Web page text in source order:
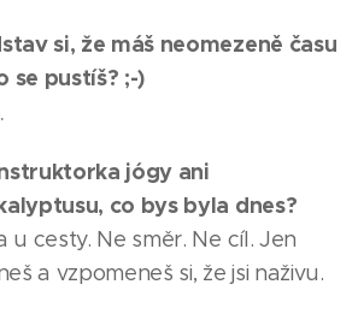
si, že máš neomezeně času
se pustíš? ;-)
jógy ani
co bys byla dnes?
u cesty. Ne směr. Ne cíl. Jen
a vzpomeneš si, že jsi naživu.